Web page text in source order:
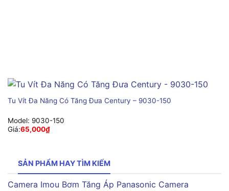
Tu Vít Đa Năng Có Tăng Đưa Century – 9030-150
Model: 9030-150
Giá:65,000₫
SẢN PHẨM HAY TÌM KIẾM
Camera Imou Bơm Tăng Áp Panasonic Camera